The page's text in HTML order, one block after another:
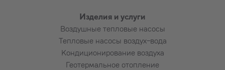
Изделия и услуги
Воздушные тепловые насосы
Тепловые насосы воздух-вода
Кондиционирование воздуха
Геотермальное отопление